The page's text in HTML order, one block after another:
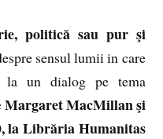
politică sau pur şi
sensul lumii in care
la un dialog pe tema
Margaret MacMillan şi
la Librăria Humanitas